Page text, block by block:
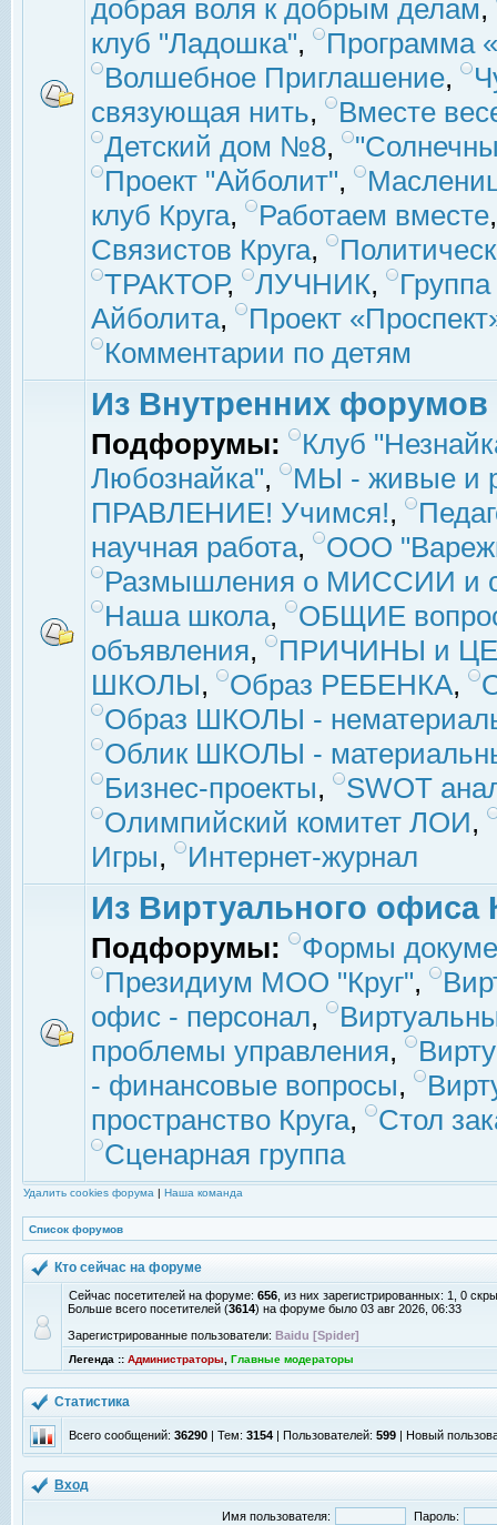
добрая воля к добрым делам,
клуб "Ладошка",
Программа
Волшебное Приглашение,
связующая нить,
Вместе
Детский дом №8,
Проект "Айболит",
клуб Круга, Работаем вместе
Связистов Круга,
ТРАКТОР, ЛУЧНИК,
Айболита,
Проект
Комментарии по детям
Из Внутренних форумов
Подфорумы:
Клуб
Любознайка",
МЫ - живые и
ПРАВЛЕНИЕ! Учимся!,
научная работа,
ООО
Размышления о МИССИИ и
Наша школа,
ОБЩИЕ
объявления,
ПРИЧИНЫ и
ШКОЛЫ, Образ РЕБЕНКА,
Образ ШКОЛЫ -
Облик ШКОЛЫ -
Бизнес-проекты,
SWOT
Олимпийский комитет ЛОИ,
Игры, Интернет-журнал
Из Виртуального офиса
Подфорумы:
Формы
Президиум МОО "Круг",
офис - персонал,
проблемы управления,
- финансовые вопросы,
пространство Круга,
Стол
Сценарная группа
Удалить cookies форума | Наша команда
Список форумов
Кто сейчас на форуме
Сейчас посетителей на форуме: 656 , из них зарегистрированных: 1, 0
Больше всего посетителей (3614) на форуме было 03 авг 2026, 06:33
Зарегистрированные пользователи: Baidu [Spider]
Легенда :: Администраторы Главные модераторы
Статистика
Всего сообщений: 36290 | Тем: 3154 | Пользователей: 599 | Новый
Вход
Имя пользователя: Пароль: